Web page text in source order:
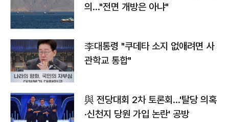
의…"전면 개방은 아냐"
李대통령 "쿠데타 소지 없애려면 사
관학교 통합"
與 전당대회 2차 토론회…'탈당 의혹
·신천지 당원 가입 논란' 공방